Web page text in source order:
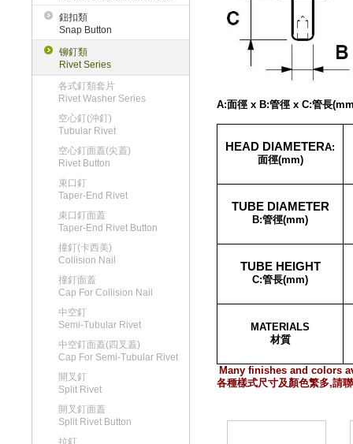
鈕扣類
Snap Button
铆釘類
Rivet Series
各式釘類套片
Rivet Washer Series
空心釘(沖釘)
Tubular Rivet
空心釘面蓋(尖蓋)
Rivet Button
束口釘
Taper-End Rivet
束口釘面蓋
Taper-End Rivet Button
撞釘(卡西美)
Collision Nail
撞釘面蓋
Cap For Collision Nail
中空釘
Semi-Tubular Rivet
中空釘面蓋(四叉蓋)
Cap For Semi-Tubular Rivet
開叉釘
Split Rivet
開叉釘面蓋
Split Rivet Button
拉釘
A:面徑 x B:管徑 x C:管長
HEAD DIAMETERA:
面徑(mm)
TUBE DIAMETER
B:管徑(mm)
TUBE HEIGHT
C:管長(mm)
MATERIALS
材質
Many finishes and colors
各種樣式尺寸及顏色繁多,請